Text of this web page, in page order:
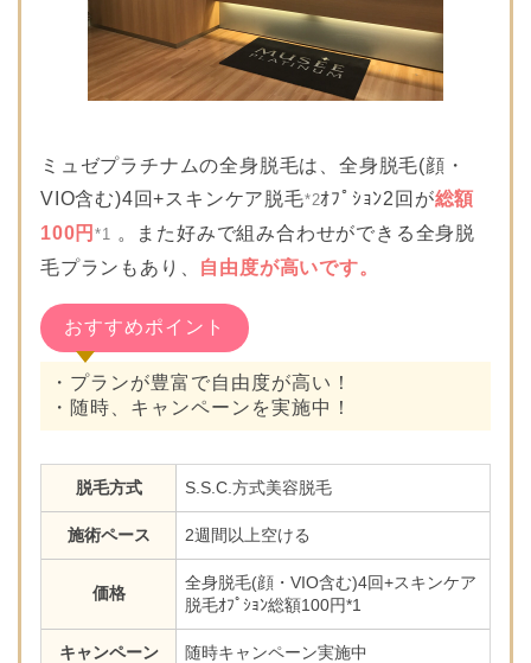
ミュゼプラチナムの全身脱毛は、全身脱毛(顔・
VIO含む)4回+スキンケア脱毛*2ｵﾌﾟｼｮﾝ2回が総額
100円*1
。また好みで組み合わせができる全身脱
毛プランもあり、 自由度が高いです。
おすすめポイント
・プランが豊富で自由度が高い！
・随時、キャンペーンを実施中！
脱毛方式 S.S.C.方式美容脱毛
施術ペース 2週間以上空ける
価格
全身脱毛(顔・VIO含む)4回+スキンケア
脱毛ｵﾌﾟｼｮﾝ総額100円*1
キャンペーン 随時キャンペーン実施中